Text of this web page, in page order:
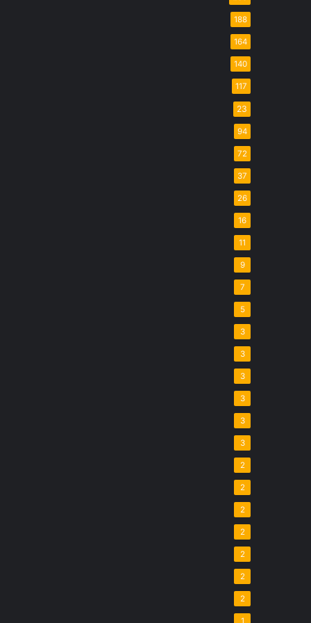
188
164
140
117
23
94
72
37
26
16
11
9
7
5
3
3
3
3
3
3
2
2
2
2
2
2
2
1